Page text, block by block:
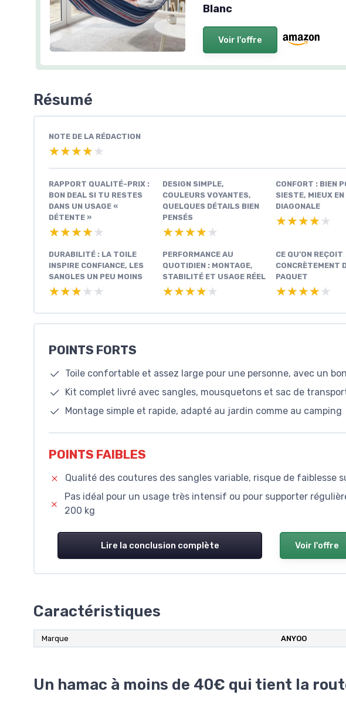
Blanc
Voir l'offre
Résumé
NOTE DE LA RÉDACTION
★★★★★
★★★★★
RAPPORT QUALITÉ-PRIX :
BON DEAL SI TU RESTES
DANS UN USAGE «
DÉTENTE »
★★★★★
★★★★★
DESIGN SIMPLE,
COULEURS VOYANTES,
QUELQUES DÉTAILS BIEN
PENSÉS
★★★★★
★★★★★
CONFORT : BIEN
SIESTE, MIEUX EN
DIAGONALE
★★★★★
★★★★★
DURABILITÉ : LA TOILE
INSPIRE CONFIANCE, LES
SANGLES UN PEU MOINS
★★★★★
★★★★★
PERFORMANCE AU
QUOTIDIEN : MONTAGE,
STABILITÉ ET USAGE RÉEL
★★★★★
★★★★★
CE QU’ON REÇOIT
CONCRÈTEMENT
PAQUET
★★★★★
★★★★★
POINTS FORTS
Toile confortable et assez large pour une personne, avec un
Kit complet livré avec sangles, mousquetons et sac de
Montage simple et rapide, adapté au jardin comme au camping
POINTS FAIBLES
Qualité des coutures des sangles variable, risque de faiblesse
Pas idéal pour un usage très intensif ou pour supporter
200 kg
Lire la conclusion complète Voir l'offre
Caractéristiques
Marque ANYOO
Un hamac à moins de 40€ qui tient la